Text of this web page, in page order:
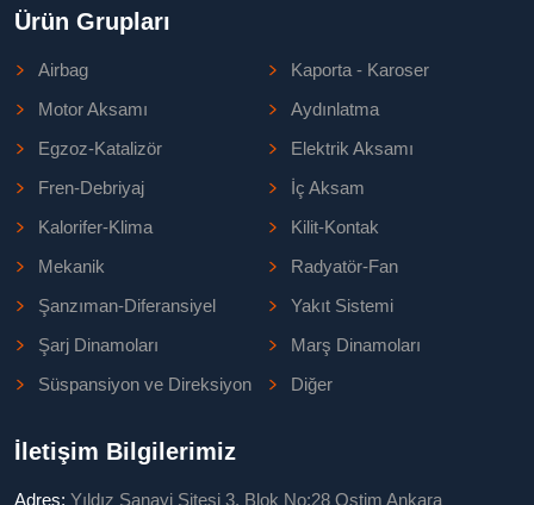
Ürün Grupları
Airbag
Kaporta - Karoser
Motor Aksamı
Aydınlatma
Egzoz-Katalizör
Elektrik Aksamı
Fren-Debriyaj
İç Aksam
Kalorifer-Klima
Kilit-Kontak
Mekanik
Radyatör-Fan
Şanzıman-Diferansiyel
Yakıt Sistemi
Şarj Dinamoları
Marş Dinamoları
Süspansiyon ve Direksiyon
Diğer
İletişim Bilgilerimiz
Adres: Yıldız Sanayi Sitesi 3. Blok No:28 Ostim Ankara